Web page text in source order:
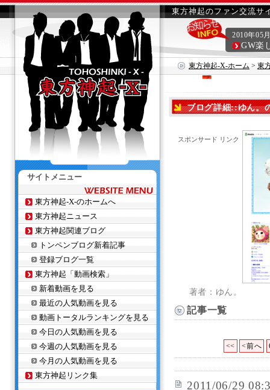
東方神起のファン交流サ
東方神起-X-ホーム > 東
2010年05
GW楽
ブログ詳細::ゆん。
スポンサード リンク
著者：ゆん。
記事一覧
<< <前へ
2011/06/29
サイトメニュー
東方神起-X-のホームへ
東方神起ニュース
東方神起関連ブログ
トンペンブログ新着記事
登録ブログ一覧
東方神起「動画検索」
新着動画を見る
最近の人気動画を見る
動画トータルランキングを見る
今日の人気動画を見る
今週の人気動画を見る
今月の人気動画を見る
東方神起リンク集